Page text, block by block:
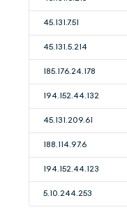
45.131.7.51
45.131.5.214
185.176.24.178
194.152.44.132
45.131.209.61
188.114.97.6
194.152.44.123
5.10.244.253